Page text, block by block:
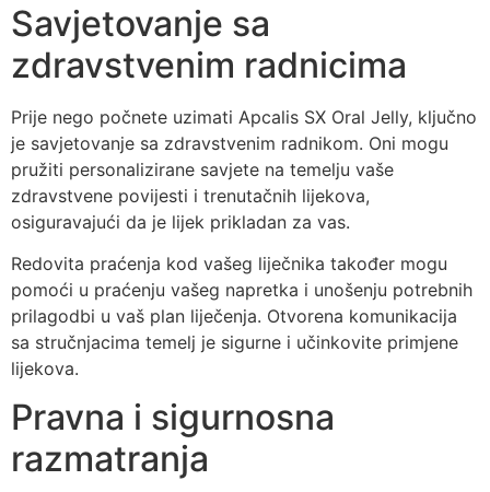
Savjetovanje sa
zdravstvenim radnicima
Prije nego počnete uzimati Apcalis SX Oral Jelly, ključno
je savjetovanje sa zdravstvenim radnikom. Oni mogu
pružiti personalizirane savjete na temelju vaše
zdravstvene povijesti i trenutačnih lijekova,
osiguravajući da je lijek prikladan za vas.
Redovita praćenja kod vašeg liječnika također mogu
pomoći u praćenju vašeg napretka i unošenju potrebnih
prilagodbi u vaš plan liječenja. Otvorena komunikacija
sa stručnjacima temelj je sigurne i učinkovite primjene
lijekova.
Pravna i sigurnosna
razmatranja